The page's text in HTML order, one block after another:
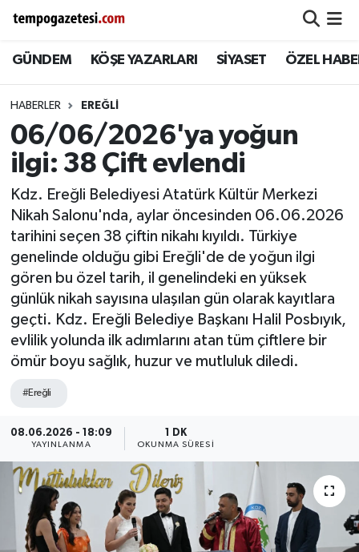
GÜNDEM KÖŞE YAZARLARI SİYASET ÖZEL
HABERLER EREĞLI
06/06/2026'ya yoğun
ilgi: 38 Çift evlendi
Kdz. Ereğli Belediyesi Atatürk Kültür Merkezi
Nikah Salonu'nda, aylar öncesinden 06.06.2026
tarihini seçen 38 çiftin nikahı kıyıldı. Türkiye
genelinde olduğu gibi Ereğli'de de yoğun ilgi
gören bu özel tarih, il genelindeki en yüksek
günlük nikah sayısına ulaşılan gün olarak kayıtlara
geçti. Kdz. Ereğli Belediye Başkanı Halil Posbıyık,
evlilik yolunda ilk adımlarını atan tüm çiftlere bir
ömür boyu sağlık, huzur ve mutluluk diledi.
#Ereğli
08.06.2026 - 18:09
YAYINLANMA
1 DK
OKUNMA SÜRESI
Alaplı
Çaycuma
Devrek
Gökçebey
GÜNDEM
Kilimli
Kozlu
Siyaset
SPOR
YAŞAM
Zonguldak
Zonguldak Nöbetçi Eczaneler
Zonguldak Hava Durumu
Zonguldak Namaz Vakitleri
Süper Lig Puan Durumu ve Fikstür
Tüm Manşetler
Son Dakika Haberleri
Haber Arşivi